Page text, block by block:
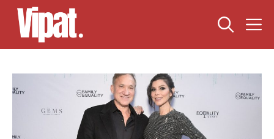
Skip
content